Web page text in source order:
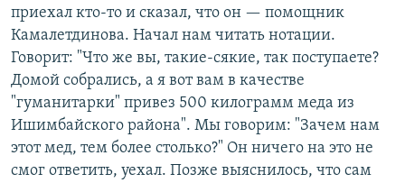
приехал кто-то и сказал, что он — помощник
Камалетдинова. Начал нам читать нотации.
Говорит: "Что же вы, такие-сякие, так поступаете?
Домой собрались, а я вот вам в качестве
"гуманитарки" привез 500 килограмм меда из
Ишимбайского района". Мы говорим: "Зачем нам
этот мед, тем более столько?" Он ничего на это не
смог ответить, уехал. Позже выяснилось, что сам